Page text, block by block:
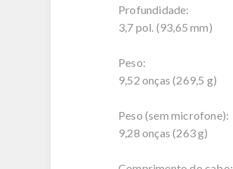
Profundidade:
3,7 pol. (93,65 mm)
Peso:
9,52 onças (269,5 g)
Peso (sem microfone):
9,28 onças (263 g)